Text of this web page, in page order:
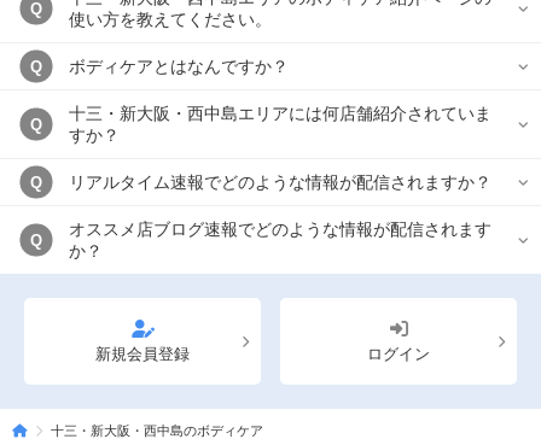
Q
使い方を教えてください。
Q ボディケアとはなんですか？
Q
十三・新大阪・西中島エリアには何店舗紹介されていま
すか？
Q リアルタイム速報でどのような情報が配信されますか？
Q
オススメ店ブログ速報でどのような情報が配信されます
か？
新規会員登録 ログイン
十三・新大阪・西中島のボディケア